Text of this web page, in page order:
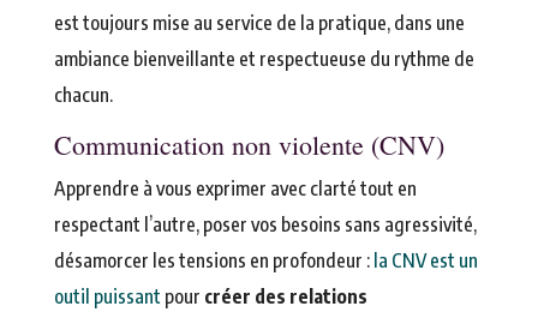
est toujours mise au service de la pratique, dans une
ambiance bienveillante et respectueuse du rythme de
chacun.
Communication non violente (CNV)
Apprendre à vous exprimer avec clarté tout en
respectant l’autre, poser vos besoins sans agressivité,
désamorcer les tensions en profondeur : la CNV est un
outil puissant pour créer des relations